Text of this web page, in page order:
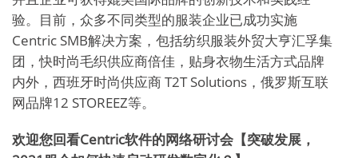
验。目前，众多不同类型的服装企业已成功实施
Centric SMB解决方案，包括纺织服装外贸大亨汇孚集
团，快时尚毛织供应商倍佳，贴身衣物生活方式品牌
内外，西班牙时尚供应商 T2T Solutions，俄罗斯互联
网品牌12 STOREEZ等。
欢迎您回看Centric软件的网络研讨会【突破发展，